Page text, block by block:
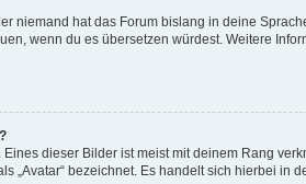
niemand hat das Forum bislang in deine
wenn du es übersetzen würdest. Weitere
dieser Bilder ist meist mit deinem Rang
„Avatar“ bezeichnet. Es handelt sich hierbei in